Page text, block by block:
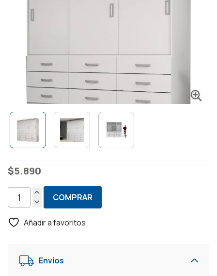
$5.890
Ropero
Puertas
Cajones
COMPRAR
Añadir a favoritos
Envíos